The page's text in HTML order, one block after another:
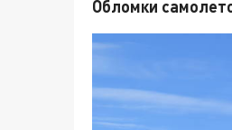
Обломки